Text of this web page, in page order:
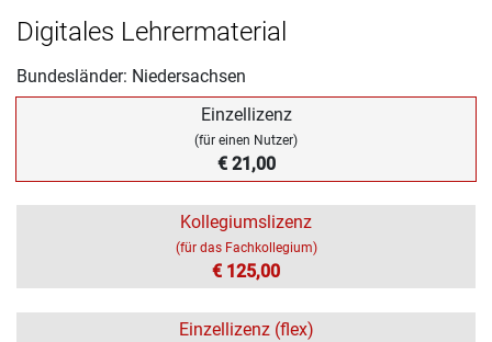
Digitales Lehrermaterial
Bundesländer: Niedersachsen
Einzellizenz
(für einen Nutzer)
€ 21,00
Kollegiumslizenz
(für das Fachkollegium)
€ 125,00
Einzellizenz (flex)